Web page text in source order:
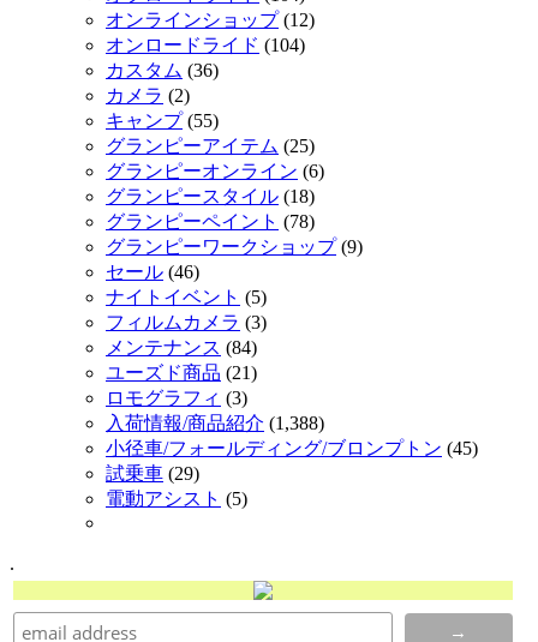
オンラインショップ(12)
オンロードライド (104)
カスタム (36)
カメラ (2)
キャンプ(55)
グランピーアイテム (25)
グランピーオンライン (6)
グランピースタイル (18)
グランピーペイント (78)
グランピーワークショップ(9)
セール (46)
ナイトイベント (5)
フィルムカメラ (3)
メンテナンス (84)
ユーズド商品 (21)
ロモグラフィ (3)
入荷情報/商品紹介 (1,388)
小径車/フォールディング/ブロンプトン (45)
試乗車 (29)
電動アシスト (5)
.